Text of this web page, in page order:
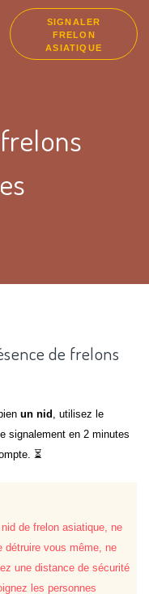
SIGNALER
FRELON
ASIATIQUE
de frelons
un nid , utilisez le
signalement en 2 minutes
⏳
de frelon asiatique, ne
détruire vous même, ne
une distance de sécurité
les personnes